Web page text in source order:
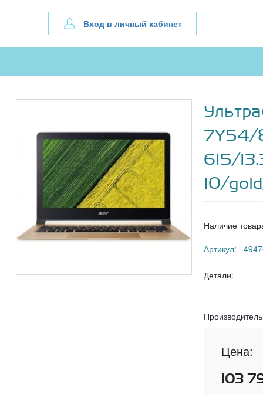
Вход в личный кабинет
7Y54/
615/
10/
Наличие
Артикул:
Детали:
Цена:
103